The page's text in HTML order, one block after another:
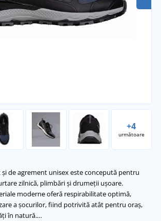
+4
următoare
de agrement unisex este concepută pentru
zilnică, plimbări și drumeții ușoare.
moderne oferă respirabilitate optimă,
a șocurilor, fiind potrivită atât pentru oraș,
în natură.…